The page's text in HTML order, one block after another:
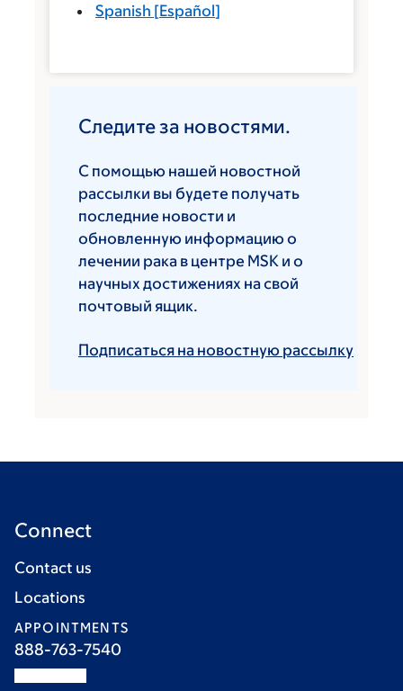
Spanish [Español]
Следите за новостями.
С помощью нашей новостной
рассылки вы будете получать
последние новости и
обновленную информацию о
лечении рака в центре MSK и о
научных достижениях на свой
почтовый ящик.
Подписаться на новостную рассылку
Connect
Contact us
Locations
APPOINTMENTS
888-763-7540